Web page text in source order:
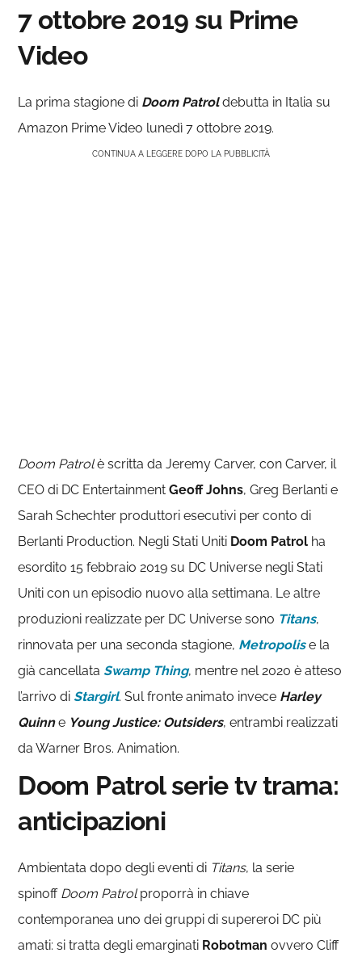
7 ottobre 2019 su Prime
Video
La prima stagione di Doom Patroldebutta in Italia su
Amazon Prime Video lunedì 7 ottobre 2019.
CONTINUA A LEGGERE DOPO LA PUBBLICITÀ
Doom Patrolè scritta da Jeremy Carver, con Carver, il
CEO di DC EntertainmentGeoff Johns, Greg Berlanti e
Sarah Schechter produttori esecutivi per conto di
Berlanti Production. Negli Stati Uniti Doom Patrol ha
esordito 15 febbraio 2019 su DC Universe negli Stati
Uniti con un episodio nuovo alla settimana. Le altre
produzioni realizzate per DC Universe sono Titans,
rinnovata per una seconda stagione, Metropolis e la
già cancellata Swamp Thing, mentre nel 2020 è atteso
l’arrivo di Stargirl. Sul fronte animato invece Harley
Quinne Young Justice: Outsiders, entrambi realizzati
da Warner Bros. Animation.
Doom Patrol serie tv trama:
anticipazioni
Ambientata dopo degli eventi di Titans, la serie
spinoff Doom Patrolproporrà in chiave
contemporanea uno dei gruppi di supereroi DC più
amati: si tratta degli emarginati Robotman ovvero Cliff